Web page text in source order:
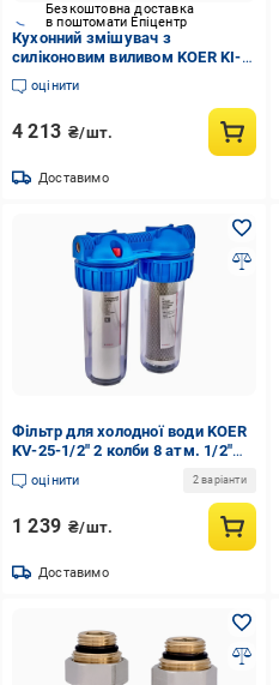
Безкоштовна доставка
в поштомати Епіцентр
Кухонний змішувач з
силіконовим виливом KOER KI-
70005-07 нержавіюча сталь
(KR3389)
оцінити
4 213 ₴/шт.
Доставимо
Фільтр для холодної води KOER
KV-25-1/2" 2 колби 8 атм. 1/2"
(OL-KR5020)
оцінити 2 варіанти
1 239 ₴/шт.
Доставимо